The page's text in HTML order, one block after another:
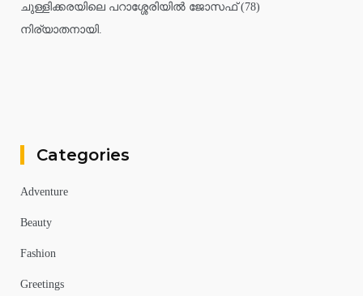
ചുള്ളിക്കരയിലെ പറാശ്ശേരിയിൽ ജോസഫ് (78)
നിര്യാതനായി.
Categories
Adventure
Beauty
Fashion
Greetings